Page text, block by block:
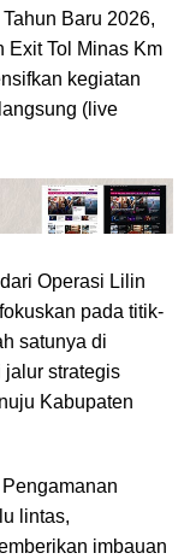
Baru 2026,
Exit Tol Minas Km
kegiatan
(live
Operasi Lilin
pada titik-
satunya di
jalur strategis
Kabupaten
lintas,
imbauan